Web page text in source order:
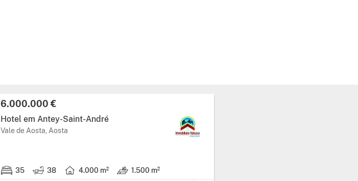
Preço:
6.000.000 €
Hotel em Antey-Saint-André
Vale de Aosta, Aosta Região: Vale de Aosta, província: Aosta.
35
35 quartos. 38
38 casas de banho.
4.000 m²
Área útil: 4.000 metros quadrados.
1.500 m²
Terreno: 1.500 m².